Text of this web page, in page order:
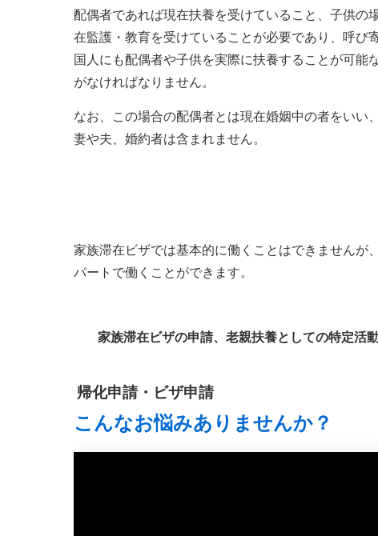
配偶者であれば現在扶養を受けていること、子供の
在監護・教育を受けていることが必要であり、呼び
国人にも配偶者や子供を実際に扶養することが可能
がなければなりません。
なお、この場合の配偶者とは現在婚姻中の者をいい
妻や夫、婚約者は含まれません。
家族滞在ビザでは基本的に働くことはできませんが
パートで働くことができます。
家族滞在ビザの申請、老親扶養としての特定活
帰化申請・ビザ申請
こんなお悩みありませんか？